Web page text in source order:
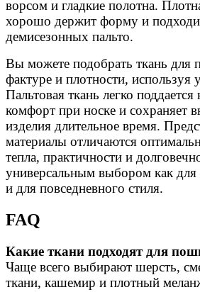
ворсом и гладкие полотна.
хорошо держит форму и
демисезонных пальто.
Вы можете подобрать ткань для
фактуре и плотности,
Пальтовая ткань легко
комфорт при носке и сохраняет
изделия длительное время.
материалы отличаются
тепла, практичности и
универсальным выбором как для
и для повседневного стиля.
FAQ
Какие ткани подходят для
Чаще всего выбирают шерсть,
ткани, кашемир и плотный